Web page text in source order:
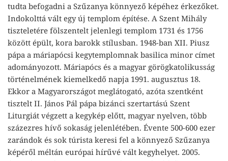
tudta befogadni a Szűzanya könnyező képéhez érkezőket.
Indokolttá vált egy új templom építése. A Szent Mihály
tiszteletére fölszentelt jelenlegi templom 1731 és 1756
között épült, kora barokk stílusban. 1948-ban XII. Piusz
pápa a máriapócsi kegytemplomnak basilica minor címet
adományozott. Máriapócs és a magyar görögkatolikusság
történelmének kiemelkedő napja 1991. augusztus 18.
Ekkor a Magyarországot meglátogató, azóta szentként
tisztelt II. János Pál pápa bizánci szertartású Szent
Liturgiát végzett a kegykép előtt, magyar nyelven, több
százezres hívő sokaság jelenlétében. Évente 500-600 ezer
zarándok és sok túrista keresi fel a könnyező Szűzanya
képéről méltán európai hírűvé vált kegyhelyet. 2005.